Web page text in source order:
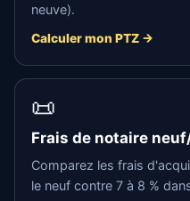
neuve).
Calculer mon PTZ →
📜
Frais de notaire
Comparez les frais
le neuf contre 7 à 8 %